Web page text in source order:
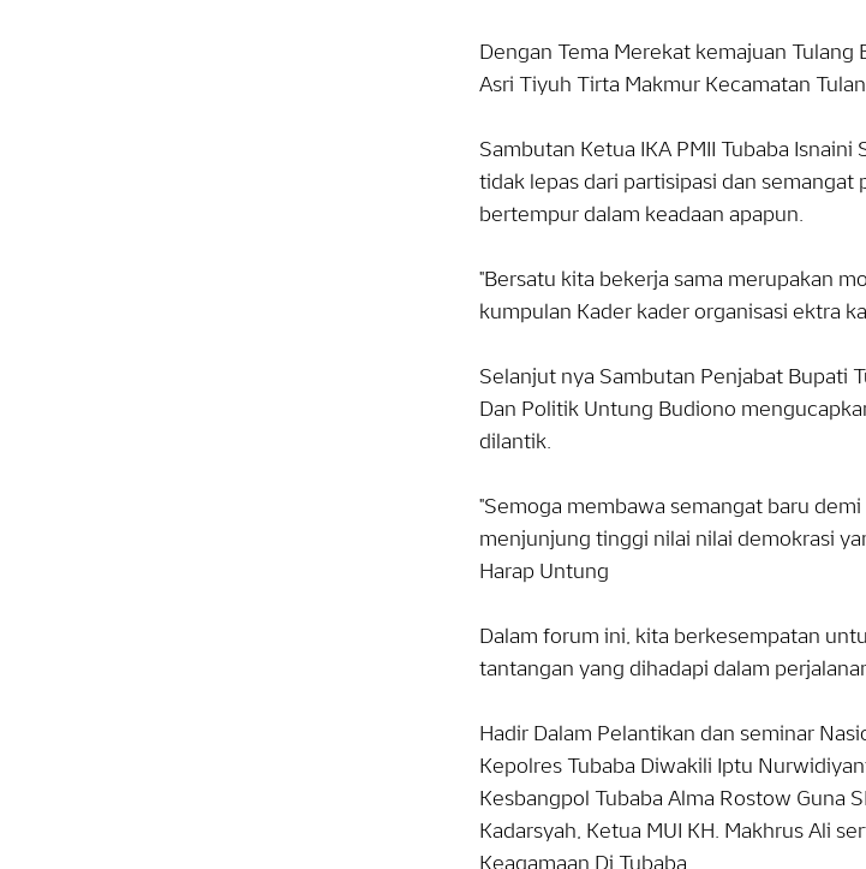
Dengan Tema Merekat kemajuan
Asri Tiyuh Tirta Makmur Kecamatan
Sambutan Ketua IKA PMII Tubaba
tidak lepas dari partisipasi dan semangat
bertempur dalam keadaan apapun.
"Bersatu kita bekerja sama merupakan
kumpulan Kader kader organisasi ektra
Selanjut nya Sambutan Penjabat Bupati
Dan Politik Untung Budiono
dilantik.
"Semoga membawa semangat baru
menjunjung tinggi nilai nilai demokrasi
Harap Untung
Dalam forum ini, kita berkesempatan
tantangan yang dihadapi dalam
Hadir Dalam Pelantikan dan seminar
Kepolres Tubaba Diwakili Iptu
Kesbangpol Tubaba Alma Rostow Guna
Kadarsyah, Ketua MUI KH. Makhrus Ali
Keagamaan Di Tubaba.